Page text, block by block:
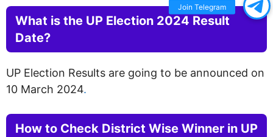
What is the UP Election 2024 Result
Date?
UP Election Results are going to be announced on
10 March 2024.
How to Check District Wise Winner in UP
Join Telegram